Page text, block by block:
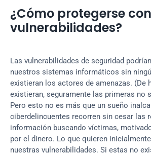
¿Cómo protegerse
vulnerabilidades?
Las vulnerabilidades de seguridad
nuestros sistemas informáticos sin
existieran los actores de amenazas. (De
existieran, seguramente las primeras no
Pero esto no es más que un sueño
ciberdelincuentes recorren sin cesar las
información buscando víctimas,
por el dinero. Lo que quieren
nuestras vulnerabilidades. Si estas no